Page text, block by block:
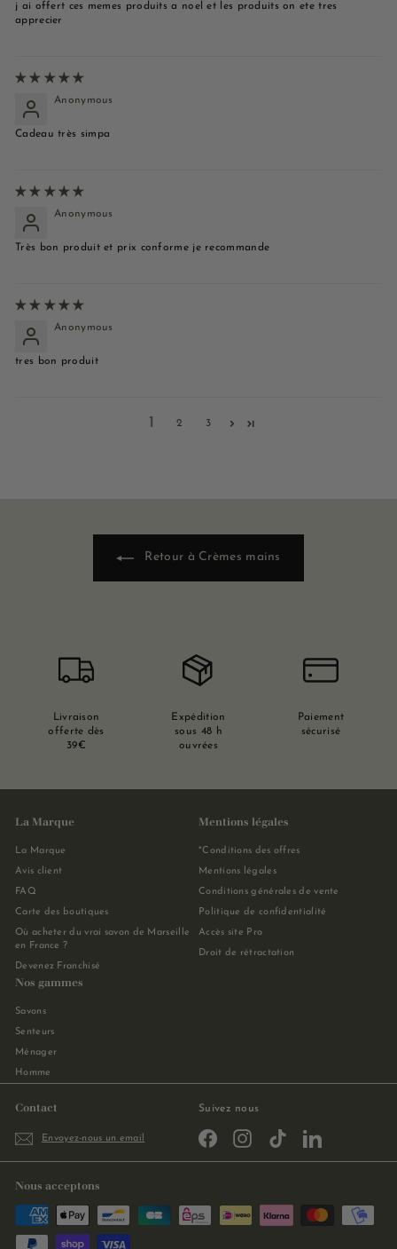
j ai offert ces memes produits a noel et les produits on ete tres
apprecier
Anonymous
Cadeau très simpa
Anonymous
Très bon produit et prix conforme je recommande
Anonymous
tres bon produit
1 2 3
Retour à Crèmes mains
Livraison
offerte dès
39€
Expédition
sous 48 h
ouvrées
Paiement
sécurisé
La Marque
La Marque
Avis client
FAQ
Carte des boutiques
Où acheter du vrai savon de Marseille
en France ?
Devenez Franchisé
Mentions légales
*Conditions des offres
Mentions légales
Conditions générales de vente
Politique de confidentialité
Accès site Pro
Droit de rétractation
Nos gammes
Savons
Senteurs
Ménager
Homme
Contact
Envoyez-nous un email
Suivez nous
FacebookInstagramTikTok LinkedIn
Nous acceptons